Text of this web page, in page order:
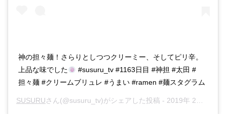
神の担々麺！さらりとしつつクリーミー、そしてピリ辛。
上品な味でした
#susuru_tv #1163日目 #神担 #太田 #
担々麺 #クリームブリュレ #うまい #ramen #麺スタグラム
SUSURUさん(@susuru_tv)がシェアした投稿 - 2019年 2月月17日午後8時59分PST